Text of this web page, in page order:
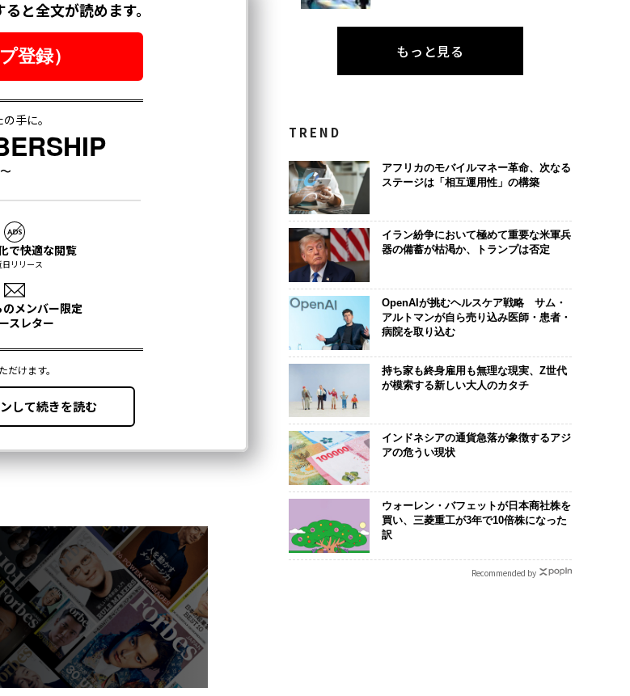
もっと見る
TREND
アフリカのモバイルマネー革命、次なる
ステージは「相互運用性」の構築
イラン紛争において極めて重要な米軍兵
器の備蓄が枯渇か、トランプは否定
OpenAIが挑むヘルスケア戦略 サム・
アルトマンが自ら売り込み医師・患者・
病院を取り込む
持ち家も終身雇用も無理な現実、Z世代
が模索する新しい大人のカタチ
インドネシアの通貨急落が象徴するアジ
アの危うい現状
ウォーレン・バフェットが日本商社株を
買い、三菱重工が3年で10倍株になった
訳
Recommended by